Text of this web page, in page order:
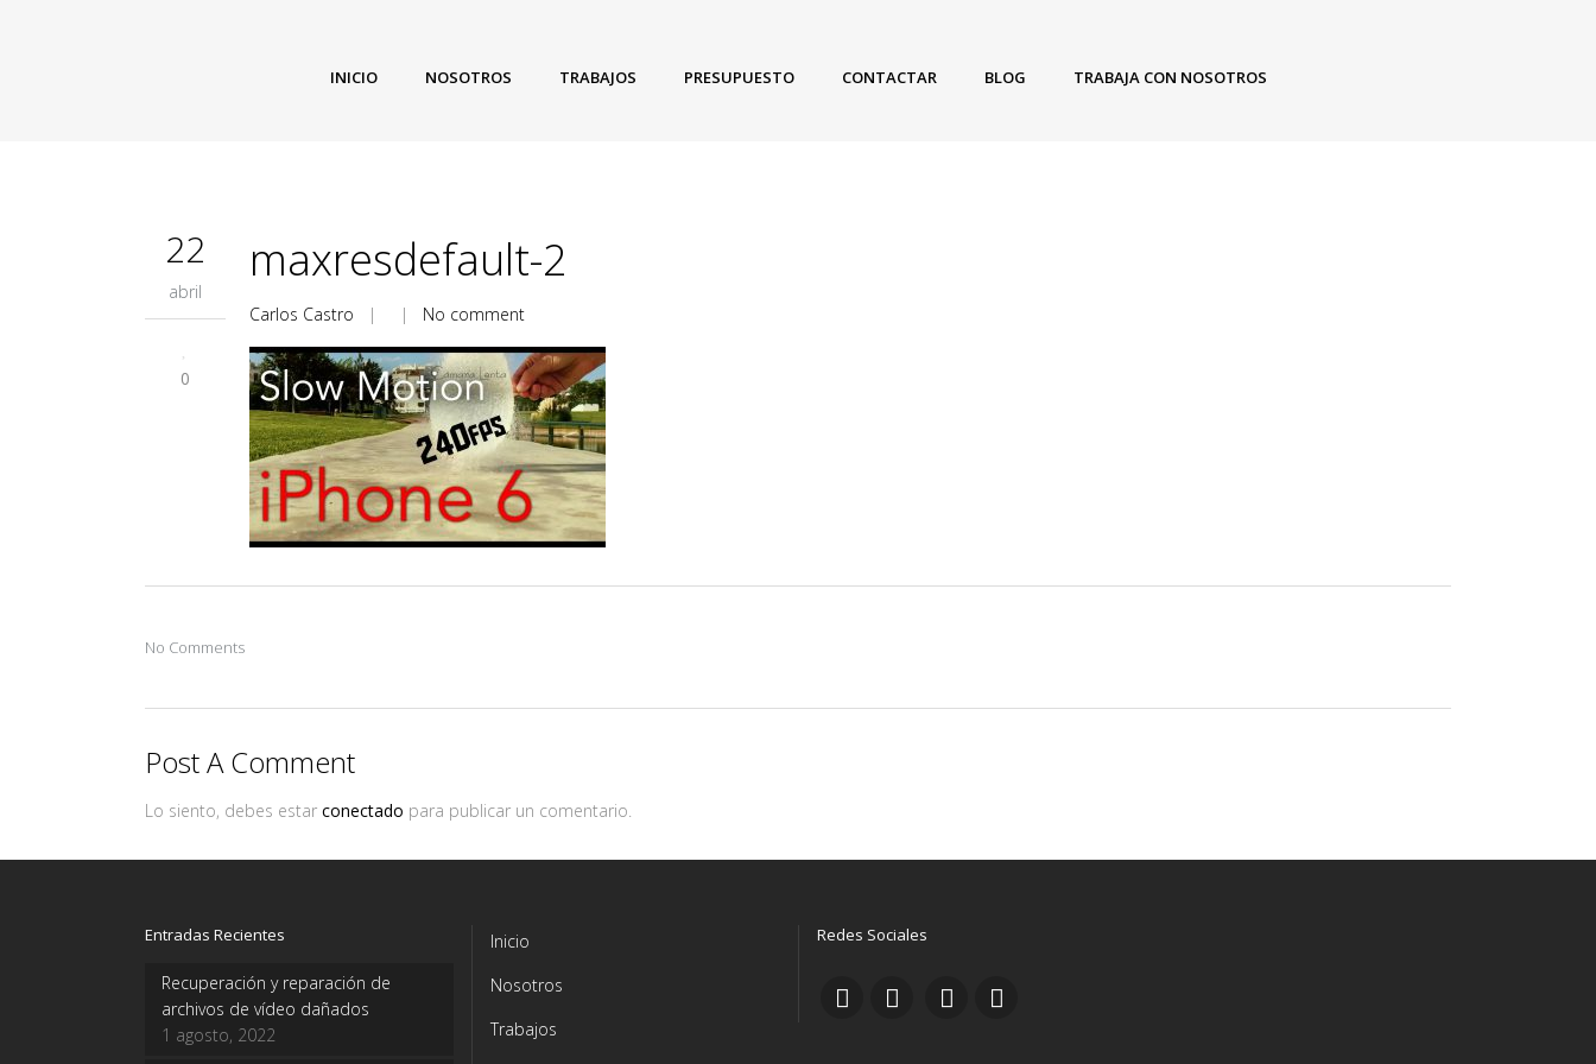
INICIO NOSOTROS TRABAJOS PRESUPUESTO CONTACTAR BLOG TRABAJA CON NOSOTROS
22
abril
0
maxresdefault-2
Carlos Castro | | No comment
No Comments
Post A Comment
Lo siento, debes estar conectado para publicar un comentario.
Entradas Recientes
Recuperación y reparación de
archivos de vídeo dañados
1 agosto, 2022
Inicio
Nosotros
Trabajos
Redes Sociales